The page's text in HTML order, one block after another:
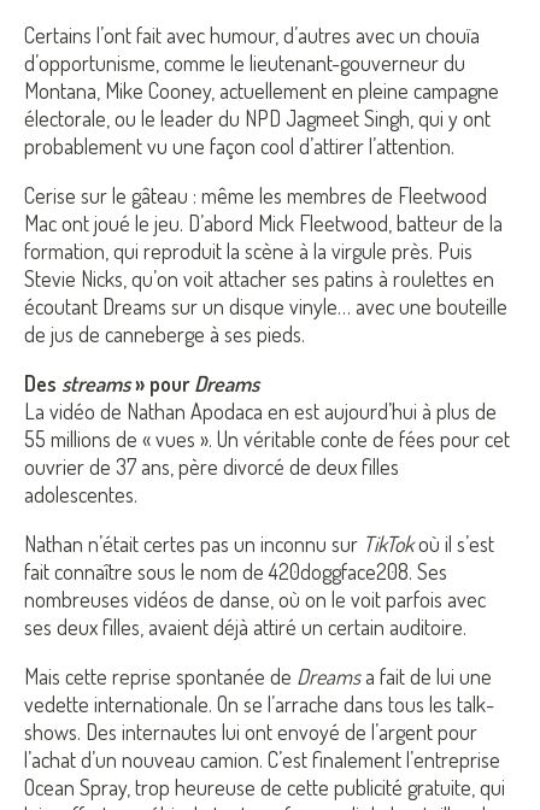
Certains l’ont fait avec humour, d’autres avec un chouïa
d’opportunisme, comme le lieutenant-gouverneur du
Montana, Mike Cooney, actuellement en pleine campagne
électorale, ou le leader du NPD Jagmeet Singh, qui y ont
probablement vu une façon cool d’attirer l’attention.
Cerise sur le gâteau : même les membres de Fleetwood
Mac ont joué le jeu. D’abord Mick Fleetwood, batteur de la
formation, qui reproduit la scène à la virgule près. Puis
Stevie Nicks, qu’on voit attacher ses patins à roulettes en
écoutant Dreams sur un disque vinyle… avec une bouteille
de jus de canneberge à ses pieds.
Des streams» pourDreams
La vidéo de Nathan Apodaca en est aujourd’hui à plus de
55 millions de « vues ». Un véritable conte de fées pour cet
ouvrier de 37 ans, père divorcé de deux filles
adolescentes.
Nathan n’était certes pas un inconnu sur TikTokoù il s’est
fait connaître sous le nom de 420doggface208. Ses
nombreuses vidéos de danse, où on le voit parfois avec
ses deux filles, avaient déjà attiré un certain auditoire.
Mais cette reprise spontanée de Dreamsa fait de lui une
vedette internationale. On se l’arrache dans tous les talk-
shows. Des internautes lui ont envoyé de l’argent pour
l’achat d’un nouveau camion. C’est finalement l’entreprise
Ocean Spray, trop heureuse de cette publicité gratuite, qui